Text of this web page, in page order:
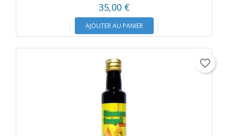
35,00 €
AJOUTER AU PANIER
favorite_border